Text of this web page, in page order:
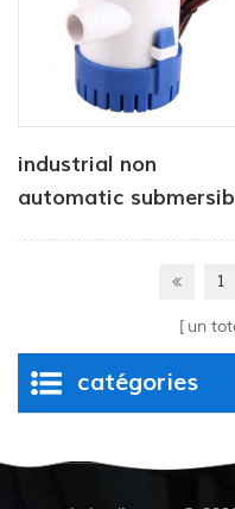
industrial non
automatic
1
un
catégories